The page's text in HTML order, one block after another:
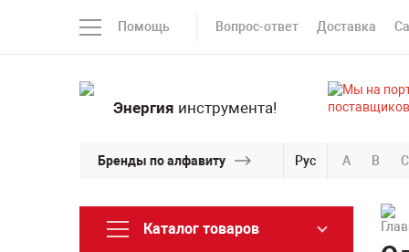
Помощь Вопрос-ответ Доставка
Энергия инструмента!
Бренды по алфавиту Рус A B C
Каталог товаров